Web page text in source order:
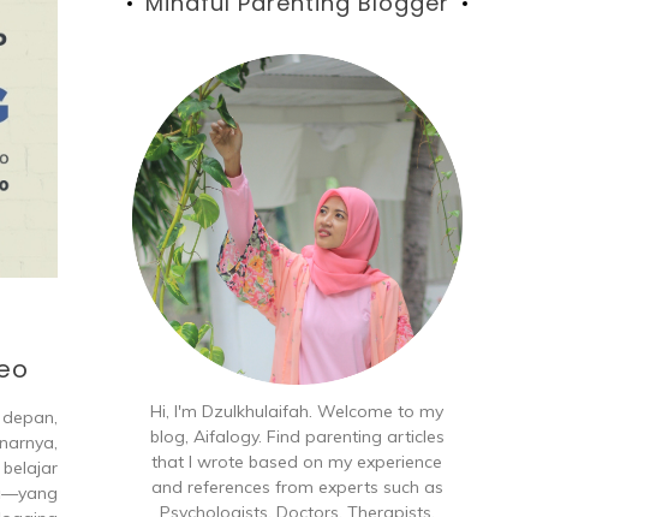
Hi, I'm Dzulkhulaifah. Welcome to my
blog, Aifalogy. Find parenting articles
that I wrote based on my experience
and references from experts such as
Psychologists, Doctors, Therapists,